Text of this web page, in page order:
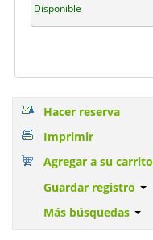
Disponible
Hacer reserva
Imprimir
Agregar a su carrito
Guardar registro
Más búsquedas